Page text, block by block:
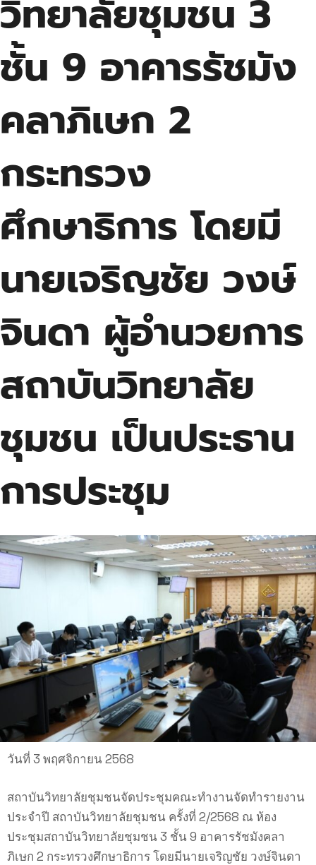
วิทยาลัยชุมชน 3
ชั้น 9 อาคารรัชมัง
คลาภิเษก 2
กระทรวง
ศึกษาธิการ โดยมี
นายเจริญชัย วงษ์
จินดา ผู้อำนวยการ
สถาบันวิทยาลัย
ชุมชน เป็นประธาน
การประชุม
วันที่ 3 พฤศจิกายน 2568
สถาบันวิทยาลัยชุมชนจัดประชุมคณะทำงานจัดทำรายงาน
ประจำปี สถาบันวิทยาลัยชุมชน ครั้งที่ 2/2568 ณ ห้อง
ประชุมสถาบันวิทยาลัยชุมชน 3 ชั้น 9 อาคารรัชมังคลา
ภิเษก 2 กระทรวงศึกษาธิการ โดยมีนายเจริญชัย วงษ์จินดา